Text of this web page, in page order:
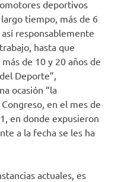
deportivos
tiempo, más de 6
responsablemente
hasta que
de 10 y 20 años de
Deporte”,
ocasión “la
en el mes de
en donde expusieron
a la fecha se les ha
actuales, es